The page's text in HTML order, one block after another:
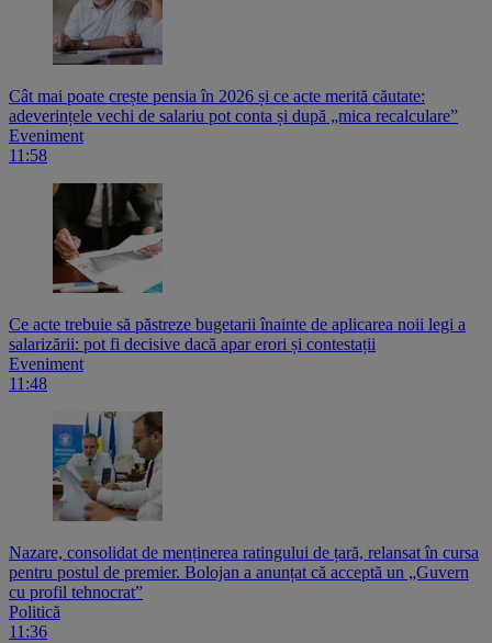
Cât mai poate crește pensia în 2026 și ce acte merită căutate:
adeverințele vechi de salariu pot conta și după „mica recalculare”
Eveniment
11:58
Ce acte trebuie să păstreze bugetarii înainte de aplicarea noii legi a
salarizării: pot fi decisive dacă apar erori și contestații
Eveniment
11:48
Nazare, consolidat de menținerea ratingului de țară, relansat în cursa
pentru postul de premier. Bolojan a anunțat că acceptă un „Guvern
cu profil tehnocrat”
Politică
11:36